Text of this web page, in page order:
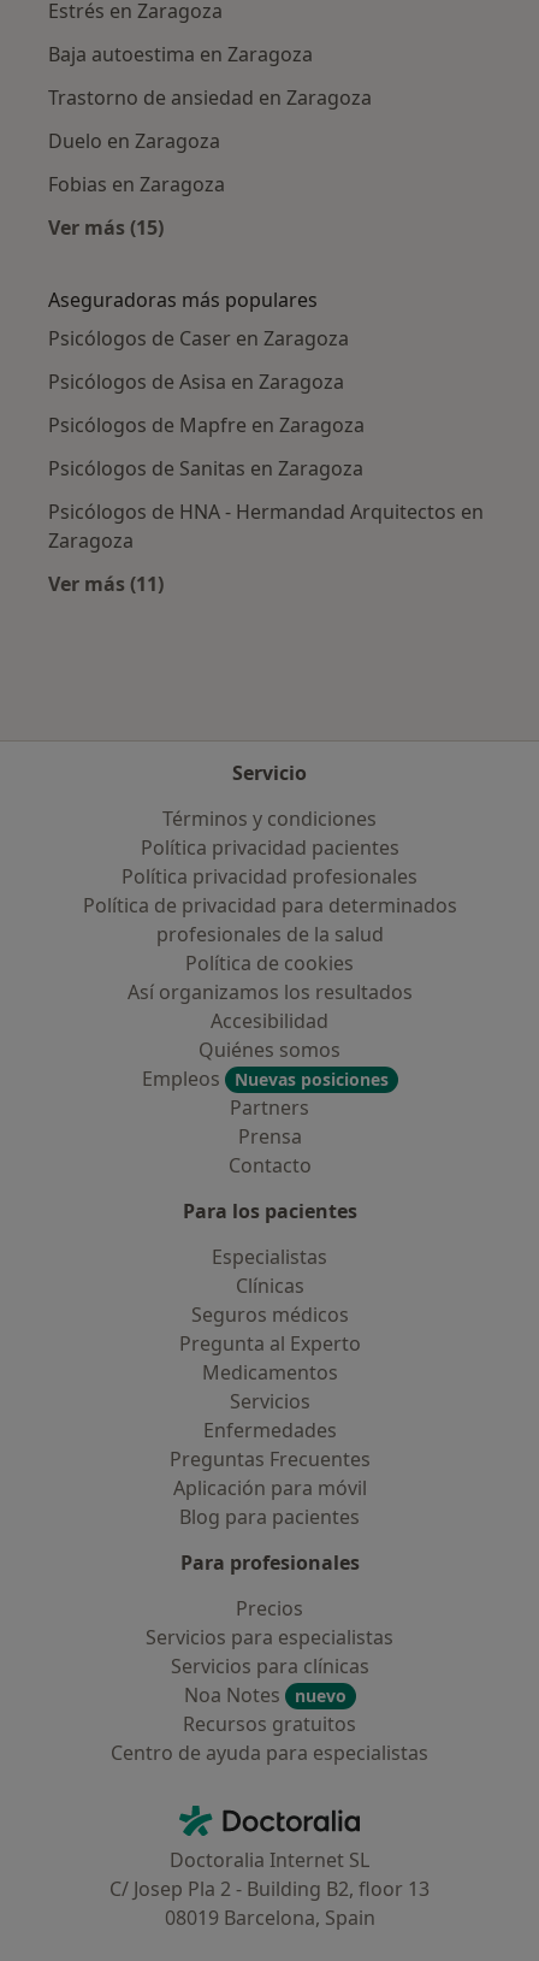
Estrés en Zaragoza
Baja autoestima en Zaragoza
Trastorno de ansiedad en Zaragoza
Duelo en Zaragoza
Fobias en Zaragoza
Ver más (15)
Aseguradoras más populares
Psicólogos de Caser en Zaragoza
Psicólogos de Asisa en Zaragoza
Psicólogos de Mapfre en Zaragoza
Psicólogos de Sanitas en Zaragoza
Psicólogos de HNA - Hermandad Arquitectos en
Zaragoza
Ver más (11)
Servicio
Términos y condiciones
Política privacidad pacientes
Política privacidad profesionales
Política de privacidad para determinados
profesionales de la salud
Política de cookies
Así organizamos los resultados
Accesibilidad
Quiénes somos
Empleos
Nuevas posiciones
Partners
Prensa
Contacto
Para los pacientes
Especialistas
Clínicas
Seguros médicos
Pregunta al Experto
Medicamentos
Servicios
Enfermedades
Preguntas Frecuentes
Aplicación para móvil
Blog para pacientes
Para profesionales
Precios
Servicios para especialistas
Servicios para clínicas
Noa Notes
nuevo
Recursos gratuitos
Centro de ayuda para especialistas
Doctoralia - Página de inicio
Doctoralia Internet SL
C/ Josep Pla 2 - Building B2, floor 13
08019 Barcelona, Spain